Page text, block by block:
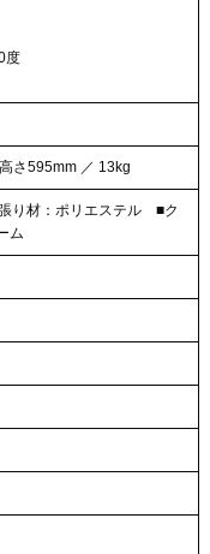
度
さ595mm ／ 13kg
り材：ポリエステル ■ク
ム